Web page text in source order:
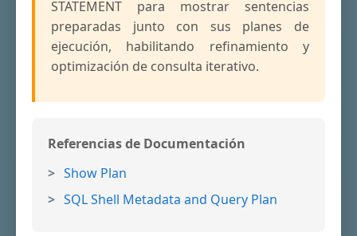
STATEMENT para mostrar sentencias
preparadas junto con sus planes de
ejecución, habilitando refinamiento y
optimización de consulta iterativo.
Referencias de Documentación
Show Plan
SQL Shell Metadata and Query Plan